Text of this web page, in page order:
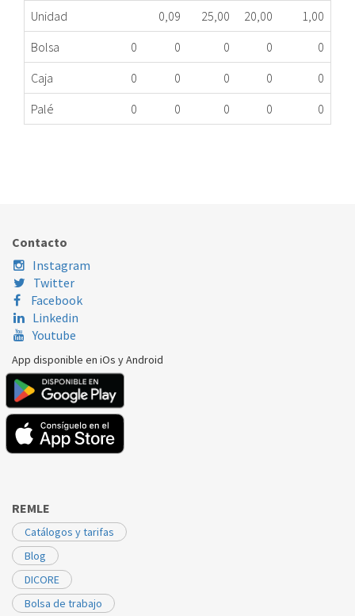
Unidad
0,09 25,00 20,00
1,00
Bolsa
0 0 0 0
0
Caja
0 0 0 0
0
Palé
0 0 0 0 0
Contacto
Instagram
Twitter
Facebook
Linkedin
Youtube
App disponible en iOs y Android
REMLE
Catálogos y tarifas
Blog
DICORE
Bolsa de trabajo